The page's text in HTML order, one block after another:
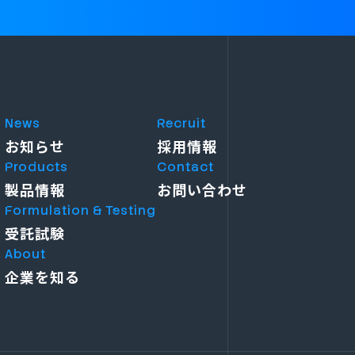
News
お知らせ
Products
製品情報
Formulation & Testing
受託試験
About
企業を知る
Recruit
採用情報
Contact
お問い合わせ